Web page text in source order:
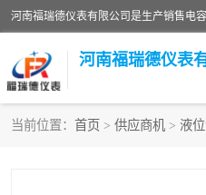
河南福瑞德仪表
当前位置： 首页 > 供应商机 > 液